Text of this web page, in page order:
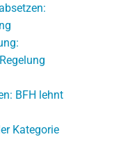
BFH lehnt
Kategorie